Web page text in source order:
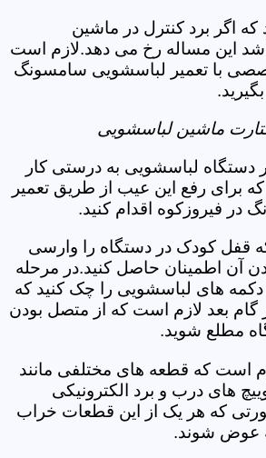
که اگر برد کنترل در ماشین
این مساله رخ می دهد.لازم است
با تعمیر لباسشویی سامسونگ
ماشین لباسشویی
دستگاه لباسشویی به درستی کار
برای رفع این عیب از طریق تعمیر
فیروزکوه اقدام کنید.
قفل کودک در دستگاه را وارسی
آن اطمینان حاصل کنید.در مرحله
های لباسشویی را چک کنید که
گام بعد لازم است که از متصل بودن
مطلع شوید.
است که قطعه های مختلفی مانند
های درب و برد الکترونیکی
که هر یک از این قطعات خراب
عوض شوند.